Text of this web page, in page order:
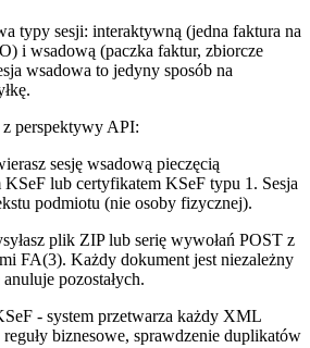
typy sesji: interaktywną (jedna faktura na
i wsadową (paczka faktur, zbiorcze
wsadowa to jedyny sposób na
perspektywy API:
sesję wsadową pieczęcią
lub certyfikatem KSeF typu 1. Sesja
podmiotu (nie osoby fizycznej).
plik ZIP lub serię wywołań POST z
FA(3). Każdy dokument jest niezależny
pozostałych.
- system przetwarza każdy XML
biznesowe, sprawdzenie duplikatów